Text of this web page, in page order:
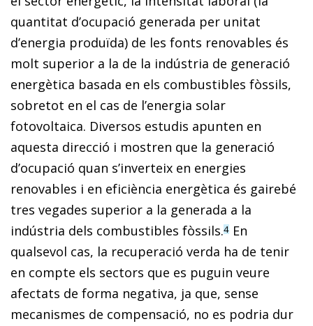
quantitat d’ocupació generada per unitat
d’energia produïda) de les fonts renovables és
molt superior a la de la indústria de generació
energètica basada en els combustibles fòssils,
sobretot en el cas de l’energia solar
fotovoltaica. Diversos estudis apunten en
aquesta direcció i mostren que la generació
d’ocupació quan s’inverteix en energies
renovables i en eficiència energètica és gairebé
tres vegades superior a la generada a la
indústria dels combustibles fòssils.4 En
qualsevol cas, la recuperació verda ha de tenir
en compte els sectors que es puguin veure
afectats de forma negativa, ja que, sense
mecanismes de compensació, no es podria dur